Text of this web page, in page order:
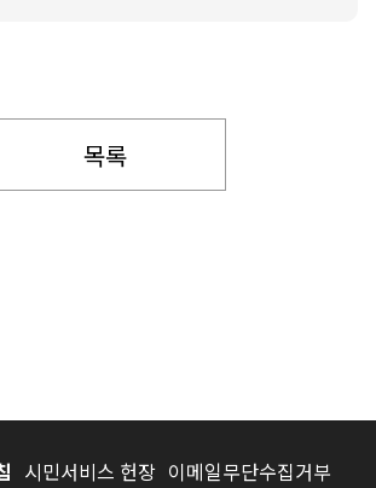
목록
시민서비스 헌장 이메일무단수집거부